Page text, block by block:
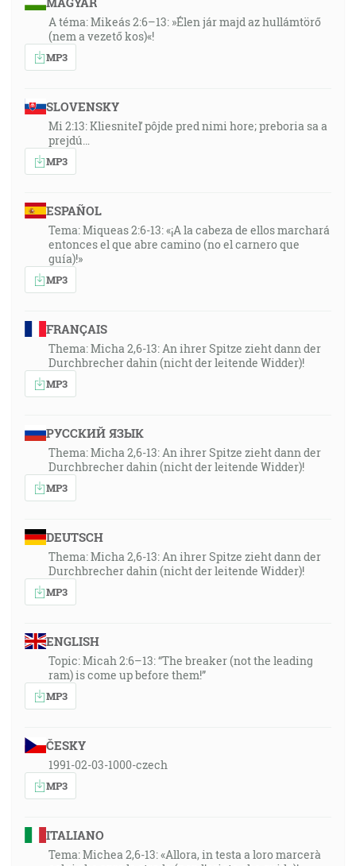
A téma: Mikeás 2:6–13: »Élen jár majd az hullámtörő
(nem a vezető kos)«!
MP3
SLOVENSKY
Mi 2:13: Kliesniteľ pôjde pred nimi hore; preboria sa a
prejdú…
MP3
ESPAÑOL
Tema: Miqueas 2:6-13: «¡A la cabeza de ellos marchará
entonces el que abre camino (no el carnero que
guía)!»
MP3
FRANÇAIS
Thema: Micha 2,6-13: An ihrer Spitze zieht dann der
Durchbrecher dahin (nicht der leitende Widder)!
MP3
РУССКИЙ ЯЗЫК
Thema: Micha 2,6-13: An ihrer Spitze zieht dann der
Durchbrecher dahin (nicht der leitende Widder)!
MP3
DEUTSCH
Thema: Micha 2,6-13: An ihrer Spitze zieht dann der
Durchbrecher dahin (nicht der leitende Widder)!
MP3
ENGLISH
Topic: Micah 2:6–13: “The breaker (not the leading
ram) is come up before them!”
MP3
ČESKY
1991-02-03-1000-czech
MP3
ITALIANO
Tema: Michea 2,6-13: «Allora, in testa a loro marcerà